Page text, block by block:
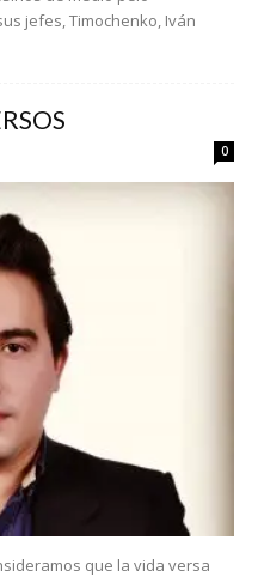
jefes, Timochenko, Iván
0
que la vida versa